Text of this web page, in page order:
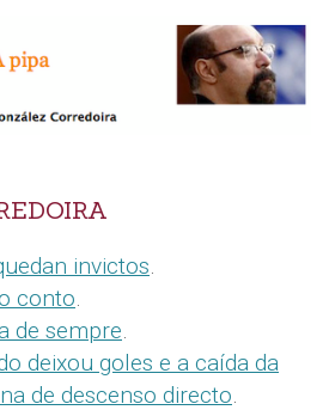
invictos.
conto.
de sempre.
deixou goles e a caída da
de descenso directo.